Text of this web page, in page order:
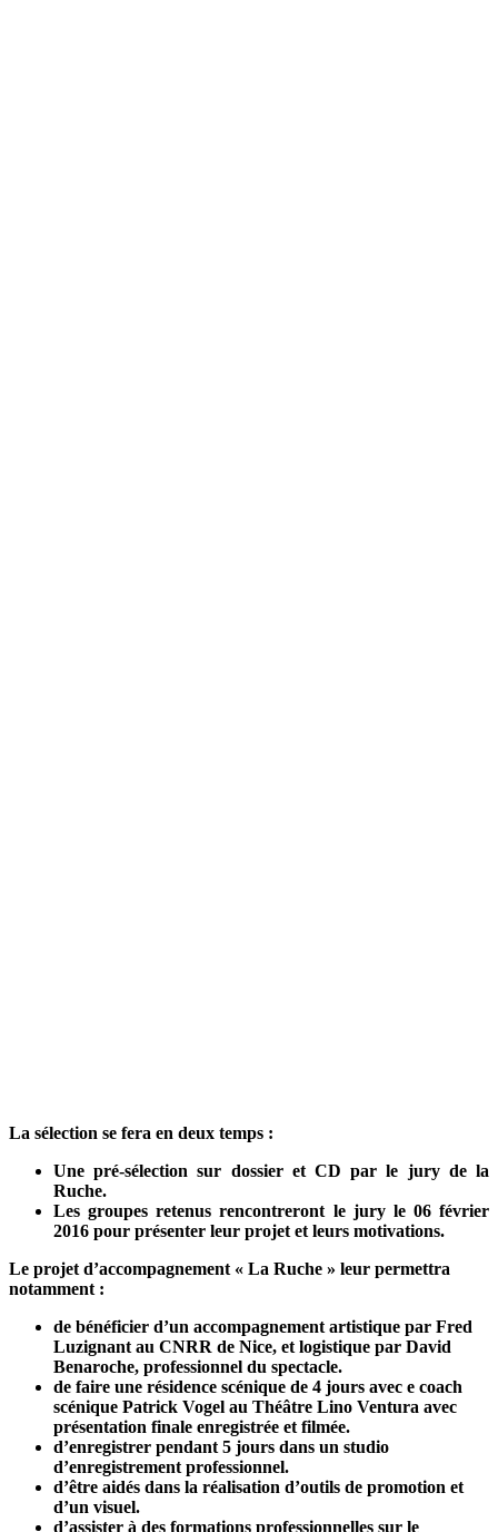
La sélection se fera en deux temps :
Une pré-sélection sur dossier et CD par le jury de la
Ruche.
Les groupes retenus rencontreront le jury le 06 février
2016 pour présenter leur projet et leurs motivations.
Le projet d’accompagnement « La Ruche » leur permettra
notamment :
de bénéficier d’un accompagnement artistique par Fred
Luzignant au CNRR de Nice, et logistique par David
Benaroche, professionnel du spectacle.
de faire une résidence scénique de 4 jours avec e coach
scénique Patrick Vogel au Théâtre Lino Ventura avec
présentation finale enregistrée et filmée.
d’enregistrer pendant 5 jours dans un studio
d’enregistrement professionnel.
d’être aidés dans la réalisation d’outils de promotion et
d’un visuel.
d’assister à des formations professionnelles sur le